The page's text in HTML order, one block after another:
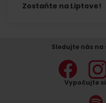
Zostaňte na Liptove!
Sledujte nás
Vypočujte